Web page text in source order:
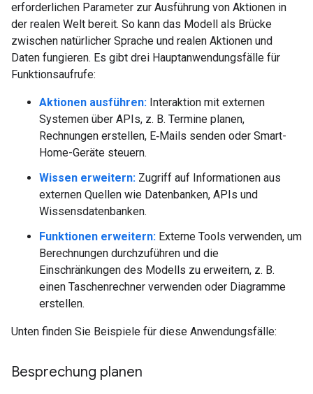
erforderlichen Parameter zur Ausführung von Aktionen in
der realen Welt bereit. So kann das Modell als Brücke
zwischen natürlicher Sprache und realen Aktionen und
Daten fungieren. Es gibt drei Hauptanwendungsfälle für
Funktionsaufrufe:
Aktionen ausführen: Interaktion mit externen
Systemen über APIs, z. B. Termine planen,
Rechnungen erstellen, E‑Mails senden oder Smart-
Home-Geräte steuern.
Wissen erweitern: Zugriff auf Informationen aus
externen Quellen wie Datenbanken, APIs und
Wissensdatenbanken.
Funktionen erweitern: Externe Tools verwenden, um
Berechnungen durchzuführen und die
Einschränkungen des Modells zu erweitern, z. B.
einen Taschenrechner verwenden oder Diagramme
erstellen.
Unten finden Sie Beispiele für diese Anwendungsfälle:
Besprechung planen